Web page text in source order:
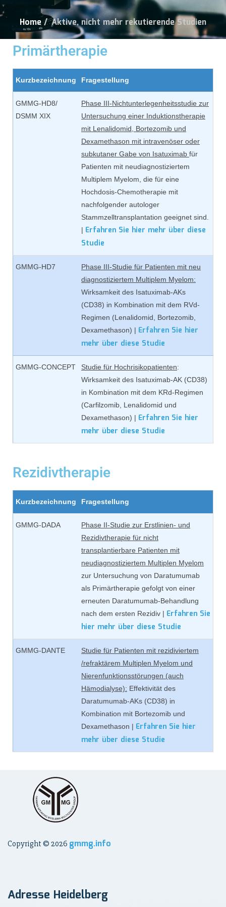
Home / Aktive, nicht mehr rekutierende Studien
Primärtherapie
Kurzbezeichnung Fragestellung
GMMG-HD8/
DSMM XIX
Phase III-Nichtunterlegenheitsstudie zur
Untersuchung einer Induktionstherapie
mit Lenalidomid, Bortezomib und
Dexamethason mit intravenöser oder
subkutaner Gabe von Isatuximab für
Patienten mit neudiagnostiziertem
Multiplem Myelom, die für eine
Hochdosis-Chemotherapie mit
nachfolgender autologer
Stammzelltransplantation geeignet sind.
| Erfahren Sie hier mehr über diese
Studie
GMMG-HD7
Phase III-Studie für Patienten mit neu
diagnostiziertem Multiplem Myelom:
Wirksamkeit des Isatuximab-AKs
(CD38) in Kombination mit dem RVd-
Regimen (Lenalidomid, Bortezomib,
Dexamethason) | Erfahren Sie hier
mehr über diese Studie
GMMG-CONCEPT Studie für Hochrisikopatienten:
Wirksamkeit des Isatuximab-AK (CD38)
in Kombination mit dem KRd-Regimen
(Carfilzomib, Lenalidomid und
Dexamethason) | Erfahren Sie hier
mehr über diese Studie
Rezidivtherapie
Kurzbezeichnung Fragestellung
GMMG-DADA
Phase II-Studie zur Erstlinien- und
Rezidivtherapie für nicht
transplantierbare Patienten mit
neudiagnostiziertem Multiplen Myelom
zur Untersuchung von Daratumumab
als Primärtherapie gefolgt von einer
erneuten Daratumumab-Behandlung
nach dem ersten Rezidiv | Erfahren Sie
hier mehr über diese Studie
GMMG-DANTE
Studie für Patienten mit rezidiviertem
/refraktärem Multiplen Myelom und
Nierenfunktionsstörungen (auch
Hämodialyse): Effektivität des
Daratumumab-AKs (CD38) in
Kombination mit Bortezomib und
Dexamethason | Erfahren Sie hier
mehr über diese Studie
Copyright © 2026 gmmg.info
Adresse Heidelberg